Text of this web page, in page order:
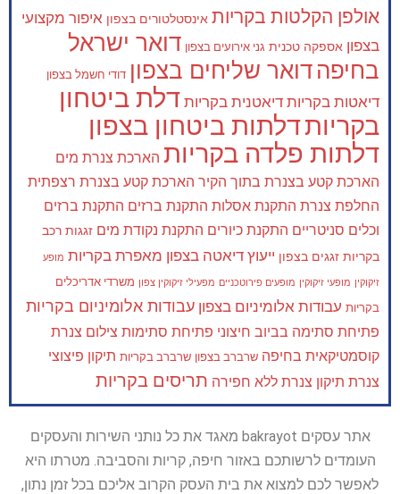
אולפן הקלטות בקריות אינסטלטורים בצפון איפור מקצועי
בצפון אספקה טכנית גני אירועים בצפון דואר ישראל
בחיפה דואר שליחים בצפון דודי חשמל בצפון
דיאטות בקריות דיאטנית בקריות דלת ביטחון
בקריותדלתות ביטחון בצפון
דלתות פלדה בקריות הארכת צנרת מים
הארכת קטע בצנרת בתוך הקיר הארכת קטע בצנרת רצפתית
החלפת צנרת התקנת אסלות התקנת ברזים התקנת ברזים
וכלים סניטריים התקנת כיורים התקנת נקודת מים זגגות רכב
בקריות זגגים בצפון ייעוץ דיאטה בצפון מאפרת בקריות מופע
זיקוקין מופעי זיקוקין מופעים פירוטכניים מפעילי זיקוקין צפון משרדי אדריכלים
בקריות עבודות אלומיניום בצפון עבודות אלומיניום בקריות
פתיחת סתימה בביוב חיצוני פתיחת סתימות צילום צנרת
קוסמטיקאית בחיפה שרברב בצפון שרברב בקריות תיקון פיצוצי
צנרת תיקון צנרת ללא חפירה תריסים בקריות
אתר עסקים bakrayot מאגד את כל נותני השירות והעסקים
העומדים לרשותכם באזור חיפה, קריות והסביבה. מטרתו היא
לאפשר לכם למצוא את בית העסק הקרוב אליכם בכל זמן נתון,